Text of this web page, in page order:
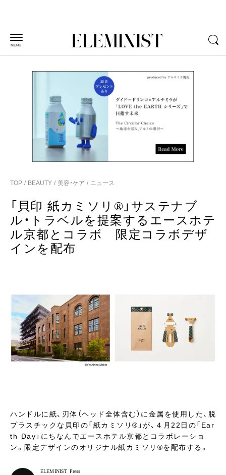
MENU
TOP BEAUTY 美容・ケア ニュース
「貝印 紙カミソリ®」サステナブ
ル・トラベルを提案するエースホテ
ル京都とコラボ 限定コラボデザ
インを配布
ハンドルに紙、刃体（ヘッド全体含む）に金属を使用した、脱
プラスチックな貝印の「紙カミソリ®」が、４月22日の「Ear
th Day」にちなんでエースホテル京都とコラボレーショ
ン。限定デザインのオリジナル紙カミソリ®を配布する。
ELEMINIST Press